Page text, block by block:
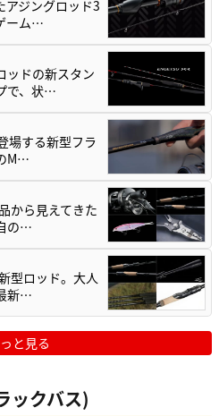
アジングロッド3
ーム…
ッドの新スタン
で、状…
場する新型フラ
M…
から見えてきた
の…
型ロッド。大人
新…
と見る
ックバス)